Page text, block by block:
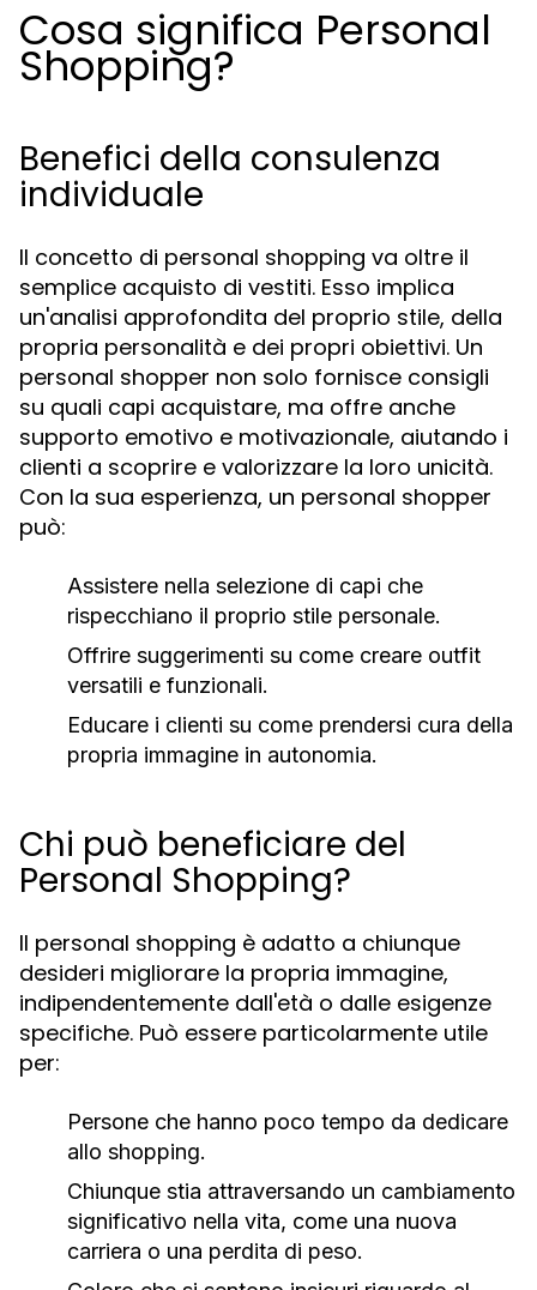
Cosa significa Personal
Shopping?
Benefici della consulenza
individuale
Il concetto di personal shopping va oltre il
semplice acquisto di vestiti. Esso implica
un'analisi approfondita del proprio stile, della
propria personalità e dei propri obiettivi. Un
personal shopper non solo fornisce consigli
su quali capi acquistare, ma offre anche
supporto emotivo e motivazionale, aiutando i
clienti a scoprire e valorizzare la loro unicità.
Con la sua esperienza, un personal shopper
può:
Assistere nella selezione di capi che
rispecchiano il proprio stile personale.
Offrire suggerimenti su come creare outfit
versatili e funzionali.
Educare i clienti su come prendersi cura della
propria immagine in autonomia.
Chi può beneficiare del
Personal Shopping?
Il personal shopping è adatto a chiunque
desideri migliorare la propria immagine,
indipendentemente dall'età o dalle esigenze
specifiche. Può essere particolarmente utile
per:
Persone che hanno poco tempo da dedicare
allo shopping.
Chiunque stia attraversando un cambiamento
significativo nella vita, come una nuova
carriera o una perdita di peso.